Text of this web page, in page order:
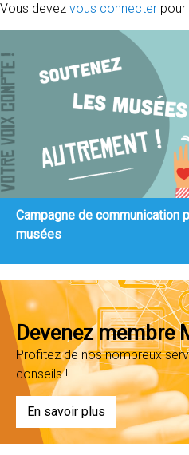
Vous devez vous connecter pour
Campagne de communication
musées
Devenez membre
Profitez de nos nombreux
conseils !
En savoir plus